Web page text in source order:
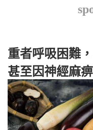
重者呼吸困難
甚至因神經麻